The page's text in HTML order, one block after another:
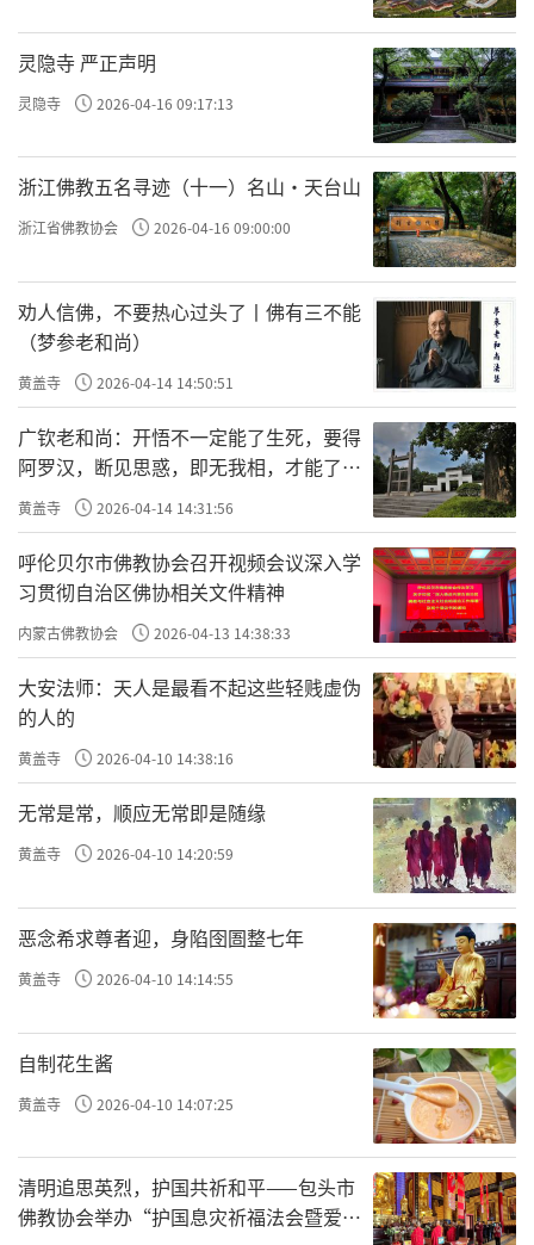
例和增强佛教文物法规意识等问题；从陕西古
代佛教艺术造像、陕西佛教文物的种类及价
值、隋唐长安佛教寺院等方面介绍了陕西佛教
历史和佛教文物；并以“揭秘法门寺”为题回
顾了法门寺在中国佛教史上的重要影响。与会
学员还碑林博物馆参观“长安佛韵展”，全面
感受佛教石刻造像历史、文化和艺术，增强了
保护佛教文物的意识。如果说培训活动首次为
文博界和佛教界搭起了一个沟通的平台，将文
物保护理念和文物的观念带入了佛教界，而本
次醍醐寺展览的举办，则是将佛教文化带入了
博物馆界。感悟颇多。
首先，博物馆庞大的观众量是提升展览知
名度、扩大祖庭影响的方式之一。
以佛教主题来做展览，对陕西历史博物馆
来说并非首次，此前举办过青海瞿昙寺佛教文
物展览、青海热工唐卡艺术为主题的“随身携
带的庙宇”展览，更为了配合印度总理莫迪的
来访，举办了以玄奘法师西行求法为主题的展
览“一代大师唐玄奘”。但是，这些展览都是
中国观众比较熟悉人物、文物，对观众的兴趣
度是有把握的。但对于醍醐寺，中国的观众是
陌生的，甚至它的地理位置，观众都不清楚，
更不要说它与中国佛寺大兴善寺、青龙寺的法
脉关系以及所珍藏的文物了。但是，展览开幕
后，却得到了意外的收获，观众热情非常高，
观展络绎不绝，恰逢展览档期被安排在7月20日
——9月20日的暑假期间和国庆黄金周之前，每
日平均观众量达到1.3万人，共计约有80万人左
右参观了此次展览，除了佛教界的人士，更有
很多信众，而最多的是普通观众，老中青兼
灵隐寺 严正声明
灵隐寺 2026-04-16 09:17:13
浙江佛教五名寻迹（十一）名山·天台山
浙江省佛教协会 2026-04-16 09:00:00
劝人信佛，不要热心过头了丨佛有三不能
（梦参老和尚）
黄盖寺 2026-04-14 14:50:51
广钦老和尚：开悟不一定能了生死，要得
阿罗汉，断见思惑，即无我相，才能了生
死
黄盖寺 2026-04-14 14:31:56
呼伦贝尔市佛教协会召开视频会议深入学
习贯彻自治区佛协相关文件精神
内蒙古佛教协会 2026-04-13 14:38:33
大安法师：天人是最看不起这些轻贱虚伪
的人的
黄盖寺 2026-04-10 14:38:16
无常是常，顺应无常即是随缘
黄盖寺 2026-04-10 14:20:59
恶念希求尊者迎，身陷囹圄整七年
黄盖寺 2026-04-10 14:14:55
自制花生酱
黄盖寺 2026-04-10 14:07:25
清明追思英烈，护国共祈和平——包头市
佛教协会举办“护国息灾祈福法会暨爱国